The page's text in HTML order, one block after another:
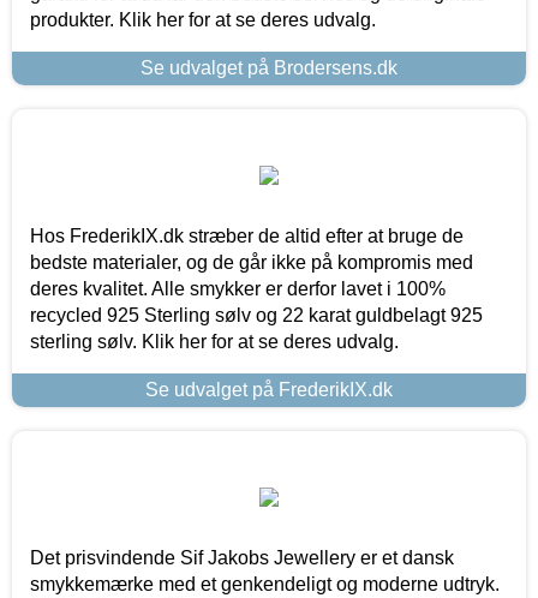
produkter. Klik her for at se deres udvalg.
Se udvalget på Brodersens.dk
Hos FrederikIX.dk stræber de altid efter at bruge de
bedste materialer, og de går ikke på kompromis med
deres kvalitet. Alle smykker er derfor lavet i 100%
recycled 925 Sterling sølv og 22 karat guldbelagt 925
sterling sølv. Klik her for at se deres udvalg.
Se udvalget på FrederikIX.dk
Det prisvindende Sif Jakobs Jewellery er et dansk
smykkemærke med et genkendeligt og moderne udtryk.